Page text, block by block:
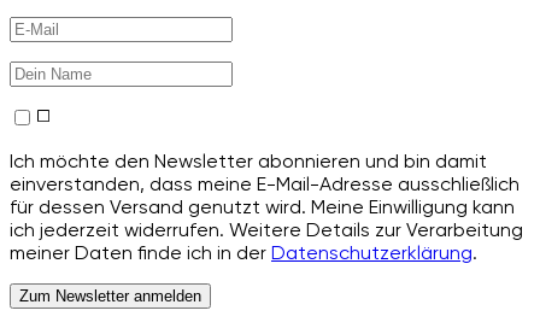
Ich möchte den Newsletter abonnieren und bin damit
einverstanden, dass meine E-Mail-Adresse ausschließlich
für dessen Versand genutzt wird. Meine Einwilligung kann
ich jederzeit widerrufen. Weitere Details zur Verarbeitung
meiner Daten finde ich in der Datenschutzerklärung.
Zum Newsletter anmelden